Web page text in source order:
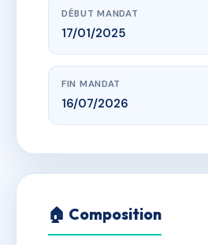
DÉBUT MANDAT
17/01/2025
FIN MANDAT
16/07/2026
🏠 Composition